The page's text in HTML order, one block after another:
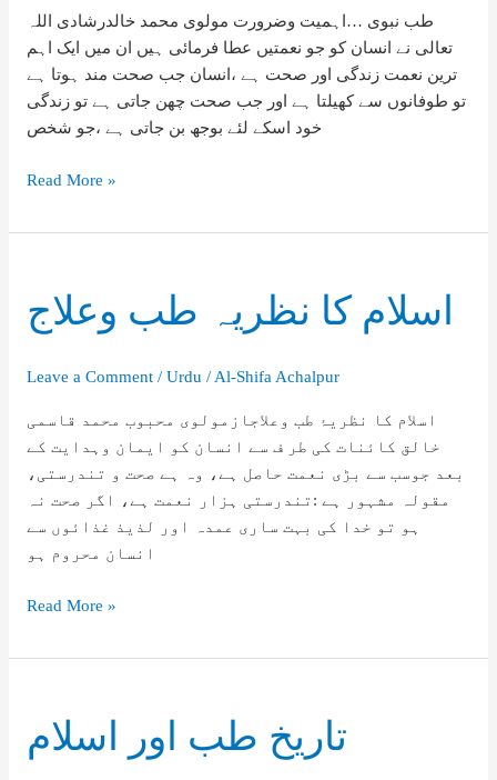
طب نبوی …اہمیت وضرورت مولوی محمد خالدرشادی اللہ
تعالی نے انسان کو جو نعمتیں عطا فرمائی ہیں ان میں ایک اہم
ترین نعمت زندگی اور صحت ہے ،انسان جب صحت مند ہوتا ہے
تو طوفانوں سے کھیلتا ہے اور جب صحت چھن جاتی ہے تو زندگی
خود اسکے لئے بوجھ بن جاتی ہے ،جو شخص
طب
اہمیت
Read More »
اسلام کا نظریہ طب وعلاج
Leave a Comment / Urdu /Al-Shifa Achalpur
اسلام کا نظریۂ طب وعلاجازمولوی محبوب محمد قاسمی
خالق کائنات کی طر ف سے انسان کو ایمان وہدایت کے
بعد جوسب سے بڑی نعمت حاصل ہے، وہ ہے صحت و تندرستی،
مقولہ مشہور ہے :تندرستی ہزار نعمت ہے، اگر صحت نہ
ہو تو خدا کی بہت ساری عمدہ اور لذیذ غذائوں سے
انسان محروم ہو
اسلام
نظریہ
Read More »
تاریخ طب اور اسلام